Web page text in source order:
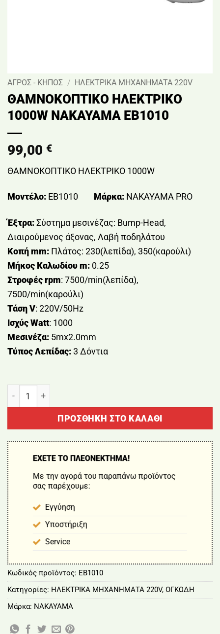
ΑΓΡΟΣ - ΚΗΠΟΣ / ΗΛΕΚΤΡΙΚΑ ΜΗΧΑΝΗΜΑΤΑ 220V
ΘΑΜΝΟΚΟΠΤΙΚΟ ΗΛΕΚΤΡΙΚΟ
1000W NAKAYAMA EB1010
99,00 €
ΘΑΜΝΟΚΟΠΤΙΚΟ ΗΛΕΚΤΡΙΚΟ 1000W
Μοντέλο: EB1010 Μάρκα: NAKAYAMA PRO
Έξτρα:Σύστημα μεσινέζας: Bump-Head,
Διαιρούμενος άξονας, Λαβή ποδηλάτου
Κοπή mm: Πλάτος: 230(λεπίδα), 350(καρούλι)
Μήκος Καλωδίου m: 0.25
Στροφές rpm: 7500/min(λεπίδα),
7500/min(καρούλι)
Τάση V: 220V/50Hz
Ισχύς Watt: 1000
Μεσινέζα: 5mx2.0mm
Τύπος Λεπίδας:3 Δόντια
ΠΡΟΣΘΉΚΗ ΣΤΟ ΚΑΛΆΘΙ
ΕΧΕΤΕ ΤΟ ΠΛΕΟΝΕΚΤΗΜΑ!
Με την αγορά του παραπάνω προϊόντος
σας παρέχουμε:
Εγγύηση
Υποστήριξη
Service
Κωδικός προϊόντος: EB1010
Κατηγορίες: ΗΛΕΚΤΡΙΚΑ ΜΗΧΑΝΗΜΑΤΑ 220V, ΟΓΚΩΔΗ
Μάρκα: NAKAYAMA